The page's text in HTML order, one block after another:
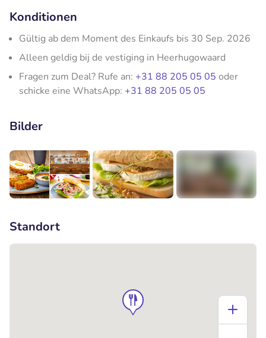
Konditionen
Gültig ab dem Moment des Einkaufs bis 30 Sep. 2026
Alleen geldig bij de vestiging in Heerhugowaard
Fragen zum Deal? Rufe an: +31 88 205 05 05 oder
schicke eine WhatsApp: +31 88 205 05 05
Bilder
Standort